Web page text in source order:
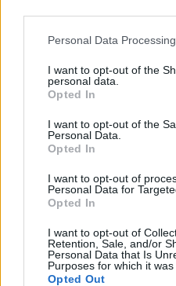
Personal Data
I want to opt-out of the
personal data.
Opted In
I want to opt-out of the
Personal Data.
Opted In
I want to opt-out of
Personal Data for
Opted In
I want to opt-out of
Retention, Sale, and/or
Personal Data that Is
Purposes for which it was
Opted Out
raspitujući se o djevojčicinoj
povjerljivosti, nisu bili u
Bet je odvedena kod dječjeg
kroz seanse je postajalo sve
ozbiljno. Kad god bi učinila
razgovoru bi priznala da
spavanju i to noževima koje